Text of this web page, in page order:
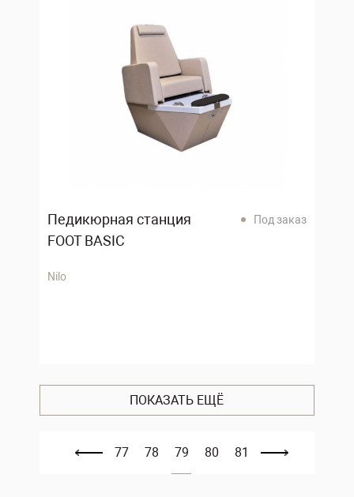
Педикюрная станция
FOOT BASIC
Под заказ
Nilo
ПОКАЗАТЬ ЕЩЁ
77 78 79 80 81